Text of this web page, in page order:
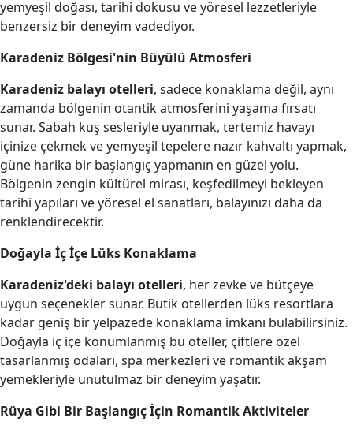
yemyeşil doğası, tarihi dokusu ve yöresel lezzetleriyle
benzersiz bir deneyim vadediyor.
Karadeniz Bölgesi'nin Büyülü Atmosferi
Karadeniz balayı otelleri, sadece konaklama değil, aynı
zamanda bölgenin otantik atmosferini yaşama fırsatı
sunar. Sabah kuş sesleriyle uyanmak, tertemiz havayı
içinize çekmek ve yemyeşil tepelere nazır kahvaltı yapmak,
güne harika bir başlangıç yapmanın en güzel yolu.
Bölgenin zengin kültürel mirası, keşfedilmeyi bekleyen
tarihi yapıları ve yöresel el sanatları, balayınızı daha da
renklendirecektir.
Doğayla İç İçe Lüks Konaklama
Karadeniz'deki balayı otelleri, her zevke ve bütçeye
uygun seçenekler sunar. Butik otellerden lüks resortlara
kadar geniş bir yelpazede konaklama imkanı bulabilirsiniz.
Doğayla iç içe konumlanmış bu oteller, çiftlere özel
tasarlanmış odaları, spa merkezleri ve romantik akşam
yemekleriyle unutulmaz bir deneyim yaşatır.
Rüya Gibi Bir Başlangıç İçin Romantik Aktiviteler